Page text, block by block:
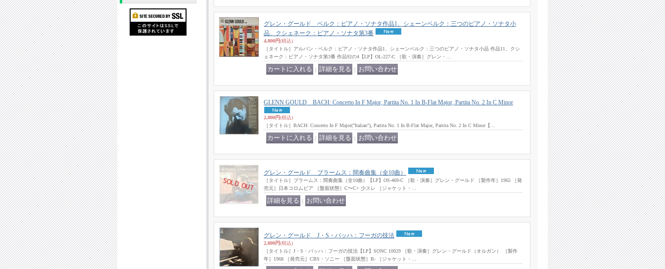
グレン・グールド ベルク：ピアノ・ソナタ作品1、シェーンベルク：三つのピアノ・ソナタ小
品、クシェネーク：ピアノ・ソナタ第3番
4,800円(税込)
［タイトル］アルバン・ベルク：ピアノ・ソナタ作品1、シェーンベルク：三つのピアノ・ソナタ小品 作品11、クシ
ェネーク：ピアノ・ソナタ第3番 作品92の4【LP】OL-227-C ［歌・演奏］グレン・…
GLENN GOULD BACH: Concerto In F Major, Partita No. 1 In B-Flat Major, Partita No. 2 In C Minor
2,800円(税込)
［タイトル］BACH: Concerto In F Major("Italian"), Partita No. 1 In B-Flat Major, Partita No. 2 In C Minor【…
グレン・グールド ブラームス：間奏曲集（全10曲）
［タイトル］ブラームス：間奏曲集（全10曲）【LP】OS-469-C ［歌・演奏］グレン・グールド ［製作年］1965 ［発
売元］日本コロムビア ［盤面状態］C〜C+ 少スレ ［ジャケット・…
グレン・グールド J・S・バッハ：フーガの技法
2,800円(税込)
［タイトル］J・S・バッハ：フーガの技法【LP】SONC 10029 ［歌・演奏］グレン・グールド（オルガン） ［製作
年］1968 ［発売元］CBS・ソニー ［盤面状態］B- ［ジャケット・…